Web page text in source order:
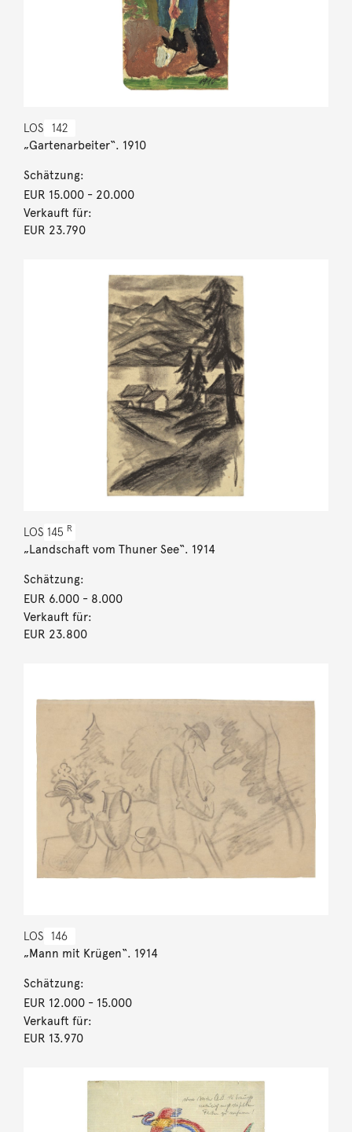
LOS 142
„Gartenarbeiter“. 1910
Schätzung:
EUR 15.000- 20.000
Verkauft für:
EUR 23.790
LOS 145 R
„Landschaft vom Thuner See“. 1914
Schätzung:
EUR 6.000- 8.000
Verkauft für:
EUR 23.800
LOS 146
„Mann mit Krügen“. 1914
Schätzung:
EUR 12.000- 15.000
Verkauft für:
EUR 13.970